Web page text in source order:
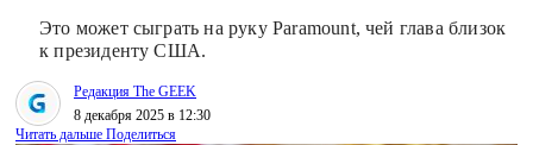
Это может сыграть на руку Paramount, чей глава близок
к президенту США.
Редакция The GEEK
8 декабря 2025 в 12:30
Читать дальше Поделиться